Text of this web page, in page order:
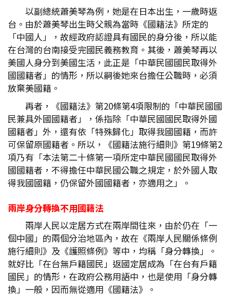
以副總統蕭美琴為例，她是在日本出生，一歲時返
台。由於蕭美琴出生時父親為當時《國籍法》所定的
「中國人」，故經政府認證具有國民的身分後，所以能
在台灣的台南接受完國民義務教育。其後，蕭美琴再以
美國人身分到美國生活，此正是「中華民國國民取得外
國國籍者」的情形，所以嗣後她來台擔任公職時，必須
放棄美國籍。
再者，《國籍法》第20條第4項限制的「中華民國國
民兼具外國國籍者」，係指除「中華民國國民取得外國
國籍者」外，還有依「特殊歸化」取得我國國籍，而許
可保留原國籍者。所以，《國籍法施行細則》第19條第2
項乃有「本法第二十條第一項所定中華民國國民取得外
國國籍者，不得擔任中華民國公職之規定，於外國人取
得我國國籍，仍保留外國國籍者，亦適用之」。
兩岸身分轉換不用國籍法
兩岸人民以定居方式在兩岸間往來，由於仍在「一
個中國」的兩個分治地區內，故在《兩岸人民關係條例
施行細則》及《護照條例》等中，均稱「身分轉換」。
就好比「在台無戶籍國民」返國定居成為「在台有戶籍
國民」的情形，在政府公務用語中，也是使用「身分轉
換」一般，因而無從適用《國籍法》。